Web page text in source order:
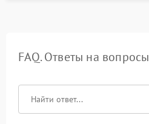
FAQ. Ответы на вопросы